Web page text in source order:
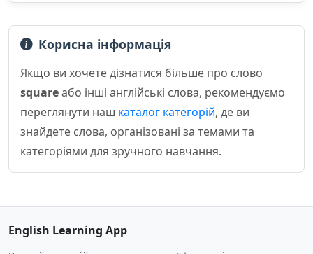
Корисна інформація
Якщо ви хочете дізнатися більше про слово
squareабо інші англійські слова, рекомендуємо
переглянути наш каталог категорій, де ви
знайдете слова, організовані за темами та
категоріями для зручного навчання.
English Learning App